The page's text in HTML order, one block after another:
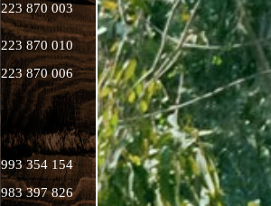
223 870 003
223 870 010
223 870 006
993 354 154
983 397 826